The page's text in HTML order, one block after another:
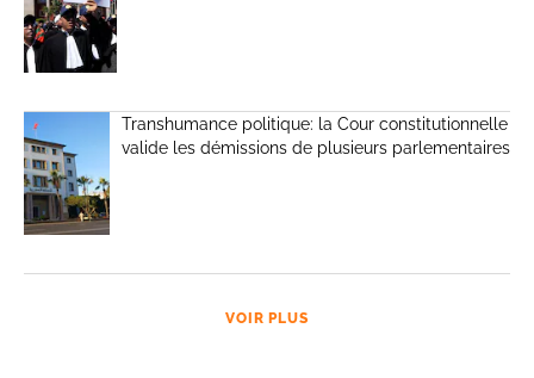
Transhumance politique: la Cour constitutionnelle
valide les démissions de plusieurs parlementaires
VOIR PLUS